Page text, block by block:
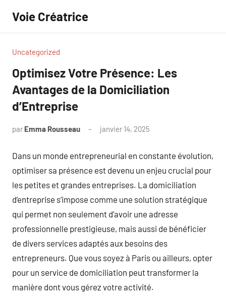
contenu
Voie Créatrice
Uncategorized
Optimisez Votre Présence: Les
Avantages de la Domiciliation
d’Entreprise
par Emma Rousseau janvier 14, 2025
Dans un monde entrepreneurial en constante évolution,
optimiser sa présence est devenu un enjeu crucial pour
les petites et grandes entreprises. La domiciliation
d’entreprise s’impose comme une solution stratégique
qui permet non seulement d’avoir une adresse
professionnelle prestigieuse, mais aussi de bénéficier
de divers services adaptés aux besoins des
entrepreneurs. Que vous soyez à Paris ou ailleurs, opter
pour un service de domiciliation peut transformer la
manière dont vous gérez votre activité.